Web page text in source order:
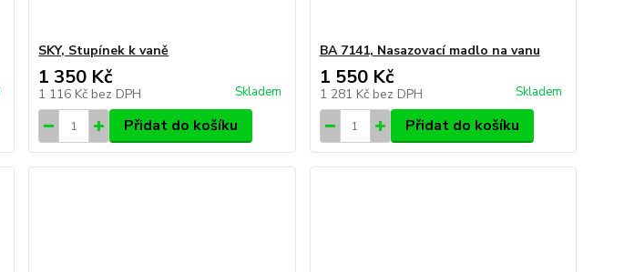
SKY, Stupínek k vaně
1 350 Kč
1 116 Kč bez DPH Skladem
Přidat do košíku
BA 7141, Nasazovací madlo na vanu
1 550 Kč
1 281 Kč bez DPH Skladem
Přidat do košíku